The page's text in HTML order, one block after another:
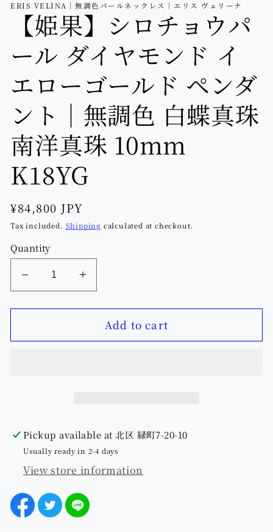
ERIS VELINA｜無調色パールネックレス｜エリス ヴェリーナ
【姫果】シロチョウパ
ール ダイヤモンド イ
エローゴールド ペンダ
ント｜無調色 白蝶真珠
南洋真珠 10mm
K18YG
Regular
price
¥84,800 JPY
Tax included. Shipping calculated at checkout.
Quantity
Decrease
quantity
for
果】
ウ
パ
ー
ル
ダ
イ
Increase
quantity
for
【姫
果】
ウ
パ
ー
ル
ダ
イ
Add to cart
Pickup available at北区 緑町7-20-10
Usually ready in 2-4 days
View store information